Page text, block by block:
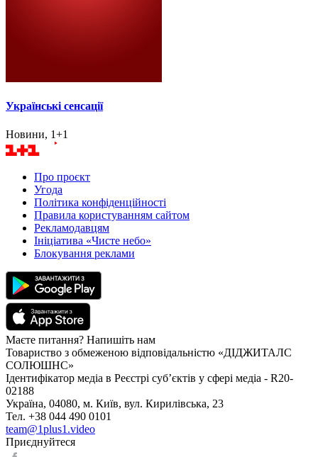
Українські сенсації
Новини, 1+1
Про проєкт
Угода
Політика конфіденційності
Правила користуванням сайтом
Рекламодавцям
Ініціатива «Чисте небо»
Блокування реклами
Маєте питання? Напишіть нам
Товариство з обмеженою відповідальністю «ДІДЖИТАЛС
СОЛЮШНС»
Ідентифікатор медіа в Реєстрі суб’єктів у сфері медіа - R20-
02188
Україна, 04080, м. Київ, вул. Кирилівська, 23
Тел. +38 044 490 0101
team@1plus1.video
Приєднуйтеся